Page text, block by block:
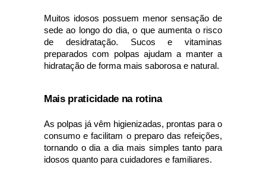
Muitos idosos possuem menor sensação de
sede ao longo do dia, o que aumenta o risco
de desidratação. Sucos e vitaminas
preparados com polpas ajudam a manter a
hidratação de forma mais saborosa e natural.
Mais praticidade na rotina
As polpas já vêm higienizadas, prontas para o
consumo e facilitam o preparo das refeições,
tornando o dia a dia mais simples tanto para
idosos quanto para cuidadores e familiares.